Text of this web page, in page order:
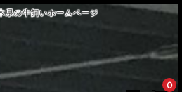
の牛飼いホームページ
0